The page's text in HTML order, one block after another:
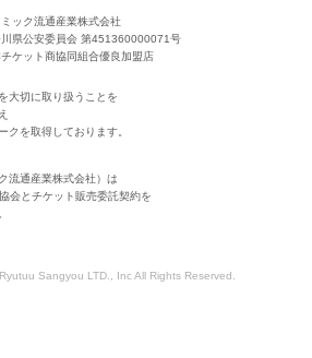
ミック流通産業株式会社
県公安委員会 第451360000071号
チケット商協同組合優良加盟店
大切に取り扱うことを
クを取得しております。
流通産業株式会社）は
会とチケット販売委託契約を
Sangyou LTD., Inc All Rights Reserved.